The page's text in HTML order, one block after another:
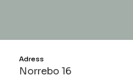
Adress
Norrebo 16